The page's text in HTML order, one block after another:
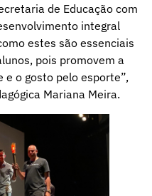
de Educação com
integral
estes são essenciais
pois promovem a
o gosto pelo esporte”,
Mariana Meira.